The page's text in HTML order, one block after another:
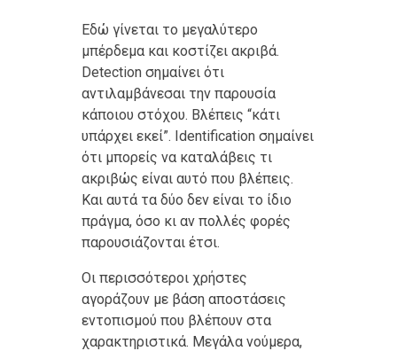
Εδώ γίνεται το μεγαλύτερο
μπέρδεμα και κοστίζει ακριβά.
Detection σημαίνει ότι
αντιλαμβάνεσαι την παρουσία
κάποιου στόχου. Βλέπεις “κάτι
υπάρχει εκεί”. Identification σημαίνει
ότι μπορείς να καταλάβεις τι
ακριβώς είναι αυτό που βλέπεις.
Και αυτά τα δύο δεν είναι το ίδιο
πράγμα, όσο κι αν πολλές φορές
παρουσιάζονται έτσι.
Οι περισσότεροι χρήστες
αγοράζουν με βάση αποστάσεις
εντοπισμού που βλέπουν στα
χαρακτηριστικά. Μεγάλα νούμερα,